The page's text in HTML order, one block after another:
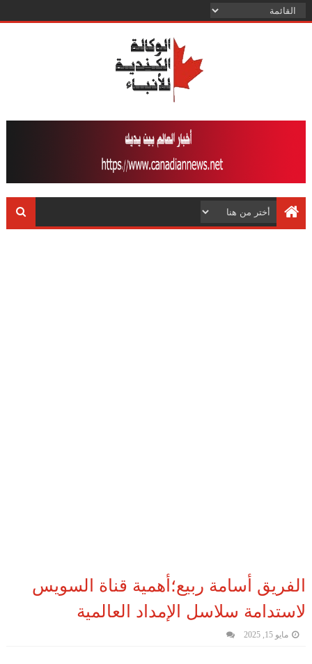
الفريق أسامة ربيع؛أهمية قناة السويس
لاستدامة سلاسل الإمداد العالمية
مايو 15, 2025